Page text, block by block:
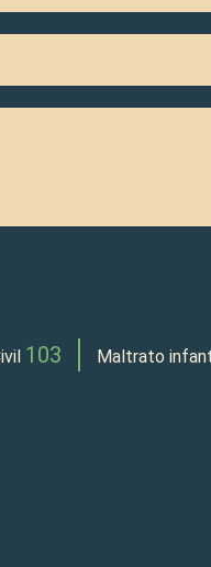
103 Maltrato